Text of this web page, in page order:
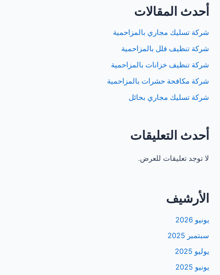
أحدث المقالات
شركة تسليك مجاري بالمزاحمية
شركة تنظيف فلل بالمزاحمية
شركة تنظيف خزانات بالمزاحمية
شركة مكافحة حشرات بالمزاحمية
شركة تسليك مجاري بحائل
أحدث التعليقات
لا توجد تعليقات للعرض.
الأرشيف
يونيو 2026
سبتمبر 2025
يوليو 2025
يونيو 2025